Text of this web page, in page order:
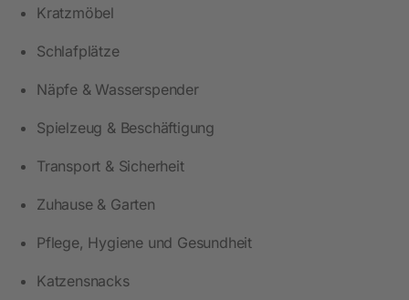
Kratzmöbel
Schlafplätze
Näpfe & Wasserspender
Spielzeug & Beschäftigung
Transport & Sicherheit
Zuhause & Garten
Pflege, Hygiene und Gesundheit
Katzensnacks